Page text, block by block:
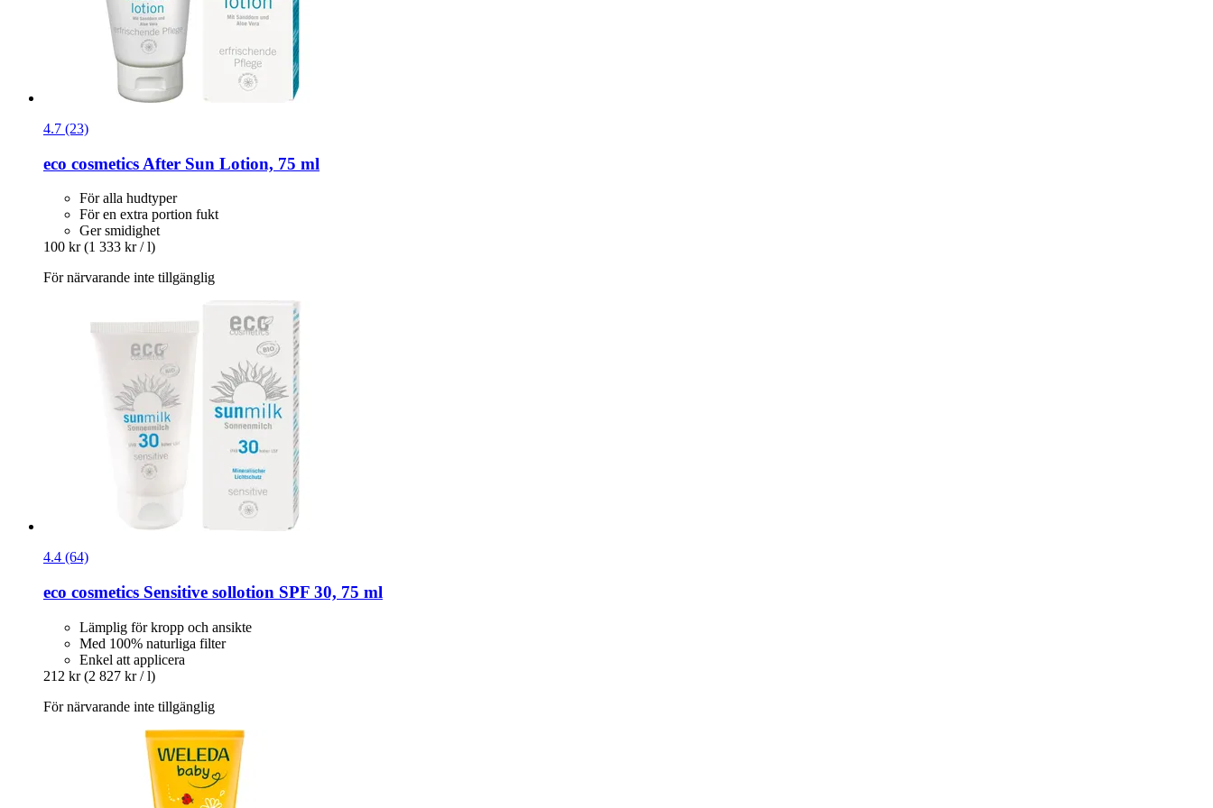
4.7 (23)
eco cosmetics After Sun Lotion, 75 ml
För alla hudtyper
För en extra portion fukt
Ger smidighet
100 kr (1 333 kr / l)
För närvarande inte tillgänglig
4.4 (64)
eco cosmetics Sensitive sollotion SPF 30, 75 ml
Lämplig för kropp och ansikte
Med 100% naturliga filter
Enkel att applicera
212 kr (2 827 kr / l)
För närvarande inte tillgänglig